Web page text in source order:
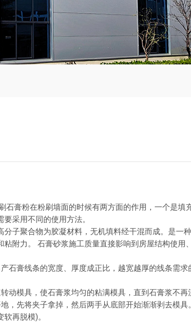
膏粉在粉刷墙面的时候有两方面的作用，一个是填
采用不同的使用方法。
聚合物为胶凝材料，无机填料经干混而成。是一
附力。 石膏砂浆施工质量直接影响到房屋结构使用
膏线条的宽度、厚度成正比，越宽越厚的线条需求
模具，使石膏浆均匀的粘满模具，直到石膏浆不再
先将夹子拿掉，然后两手从底部开始渐渐剥去模具
再脱模)。